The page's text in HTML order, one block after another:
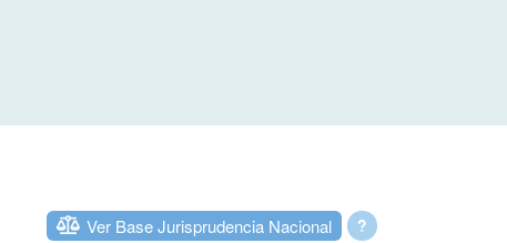
?
Ver Base Jurisprudencia Nacional